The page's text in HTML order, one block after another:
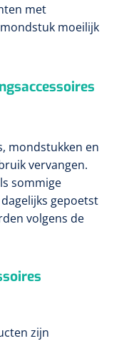
met
moeilijk
mondstukken en
vervangen.
sommige
gepoetst
volgens de
zijn